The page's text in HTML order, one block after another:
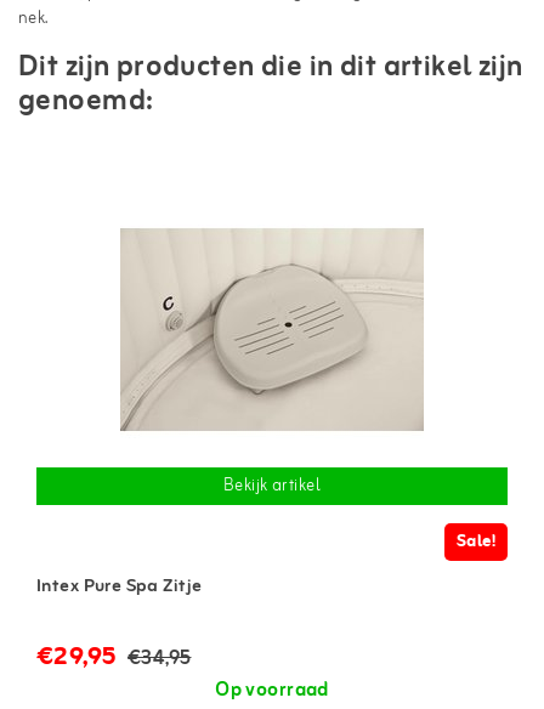
nek.
Dit zijn producten die in dit artikel zijn
genoemd:
Bekijk artikel
Sale!
Intex Pure Spa Zitje
€29,95 €34,95
Op voorraad